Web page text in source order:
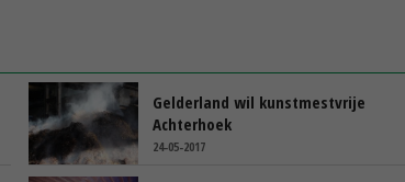
Gelderland wil kunstmestvrije
Achterhoek
24-05-2017